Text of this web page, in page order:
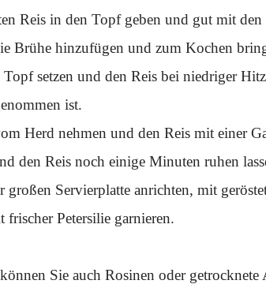
Reis in den Topf geben und gut mit
Brühe hinzufügen und zum Kochen
setzen und den Reis bei niedriger
ist.
Herd nehmen und den Reis mit einer
den Reis noch einige Minuten ruhen
großen Servierplatte anrichten, mit
Petersilie garnieren.
Sie auch Rosinen oder